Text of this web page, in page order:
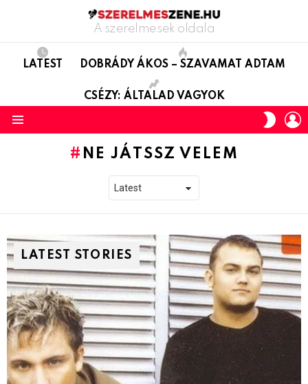
A szerelmesek oldala
LATEST DOBRÁDY ÁKOS – SZAVAMAT ADTAM
CSÉZY: ÁLTALAD VAGYOK
SKIN
NE JÁTSSZ VELEM
LATEST STORIES